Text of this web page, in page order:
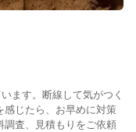
ます。断線して気がつく
じたら、お早めに対策
調査、見積もりをご依頼